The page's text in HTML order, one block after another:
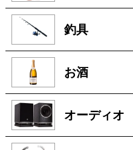
釣具
お酒
オーディオ